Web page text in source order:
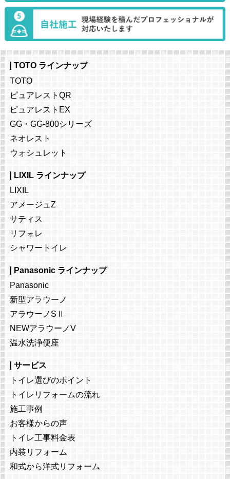
TOTO ラインナップ
TOTO
ピュアレストQR
ピュアレストEX
GG・GG-800シリーズ
ネオレスト
ウォシュレット
LIXIL ラインナップ
LIXIL
アメージュZ
サティス
リフォレ
シャワートイレ
Panasonic ラインナップ
Panasonic
新型アラウーノ
アラウーノSⅡ
NEWアラウーノV
温水洗浄便座
サービス
トイレ選びのポイント
トイレリフォームの流れ
施工事例
お客様からの声
トイレ工事料金表
内装リフォーム
和式から洋式リフォーム